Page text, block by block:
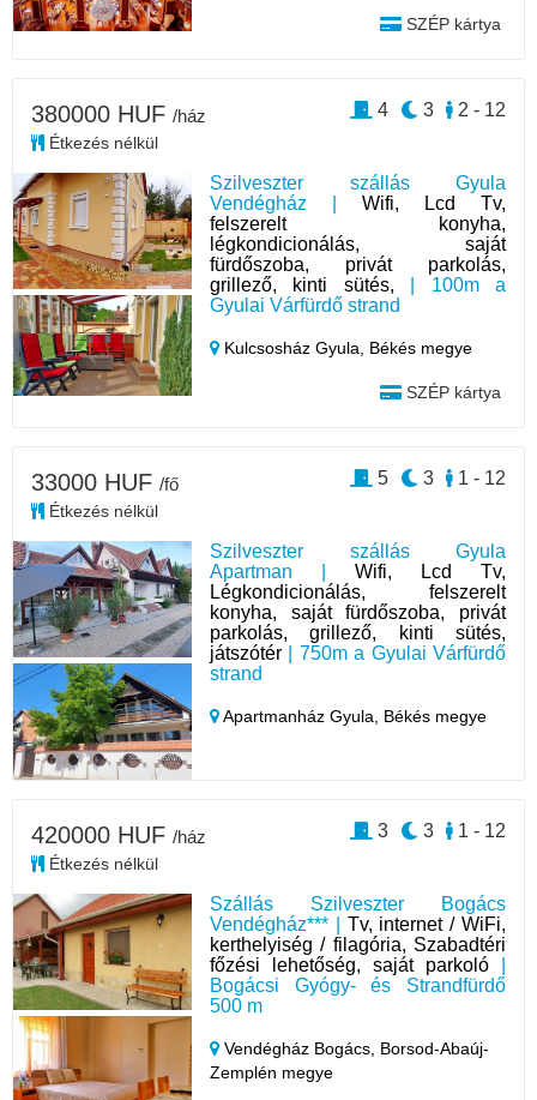
SZÉP kártya
Szilveszter szállás Gyula
Vendégház |Wifi, Lcd Tv,
felszerelt konyha,
légkondicionálás, saját
fürdőszoba, privát parkolás,
grillező, kinti sütés, | 100m a
Gyulai Várfürdő strand
Kulcsosház Gyula, Békés megye
SZÉP kártya
380000 HUF /ház
Étkezés nélkül
2 - 12
3
4
Szilveszter szállás Gyula
Apartman |Wifi, Lcd Tv,
Légkondicionálás, felszerelt
konyha, saját fürdőszoba, privát
parkolás, grillező, kinti sütés,
játszótér | 750m a Gyulai Várfürdő
strand
Apartmanház Gyula, Békés megye
33000 HUF /fő
Étkezés nélkül
1 - 12
3
5
Szállás Szilveszter Bogács
Vendégház*** | Tv, internet / WiFi,
kerthelyiség / filagória, Szabadtéri
főzési lehetőség, saját parkoló
Bogácsi Gyógy- és Strandfürdő
500 m
Vendégház Bogács, Borsod-Abaúj-
Zemplén megye
420000 HUF /ház
Étkezés nélkül
1 - 12
3
3